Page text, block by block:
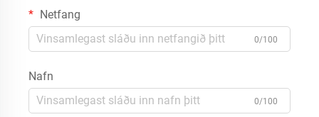
Netfang
0/100
Nafn
0/100